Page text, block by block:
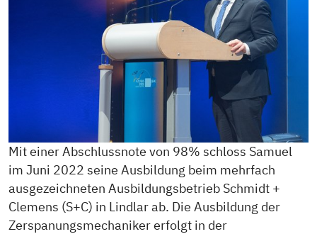
Mit einer Abschlussnote von 98% schloss Samuel
im Juni 2022 seine Ausbildung beim mehrfach
ausgezeichneten Ausbildungsbetrieb Schmidt +
Clemens (S+C) in Lindlar ab. Die Ausbildung der
Zerspanungsmechaniker erfolgt in der